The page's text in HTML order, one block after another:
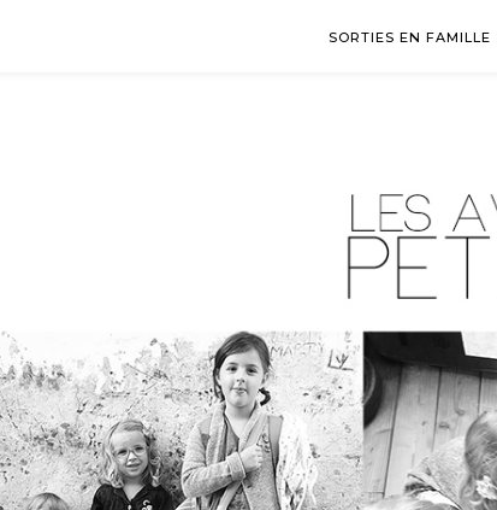
SORTIES EN FAMILLE